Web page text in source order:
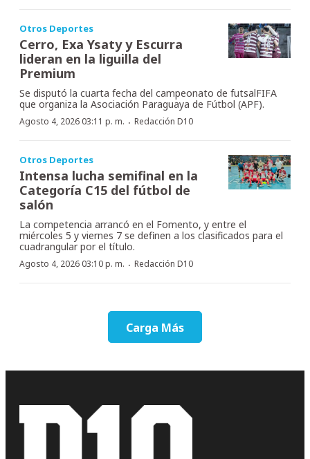
Otros Deportes
Cerro, Exa Ysaty y Escurra
lideran en la liguilla del
Premium
Se disputó la cuarta fecha del campeonato de futsalFIFA
que organiza la Asociación Paraguaya de Fútbol (APF).
Agosto 4, 2026 03:11 p. m. · Redacción D10
Otros Deportes
Intensa lucha semifinal en la
Categoría C15 del fútbol de
salón
La competencia arrancó en el Fomento, y entre el
miércoles 5 y viernes 7 se definen a los clasificados para el
cuadrangular por el título.
Agosto 4, 2026 03:10 p. m. · Redacción D10
Carga Más